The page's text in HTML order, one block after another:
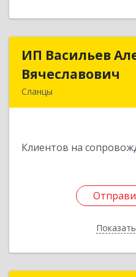
ИП Васильев
Вячеславович
Сланцы
Клиентов на
ИП